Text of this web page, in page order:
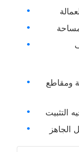
ومقاطع
التثبيت
الجاهز